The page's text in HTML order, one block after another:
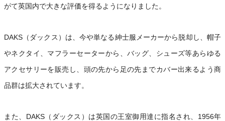
がて英国内で大きな評価を得るようになりました。
DAKS（ダックス）は、今や単なる紳士服メーカーから脱却し、帽子
やネクタイ、マフラーセーターから、バッグ、シューズ等あらゆる
アクセサリーを販売し、頭の先から足の先までカバー出来るよう商
品群は拡大されています。
また、DAKS（ダックス）は英国の王室御用達に指名され、1956年